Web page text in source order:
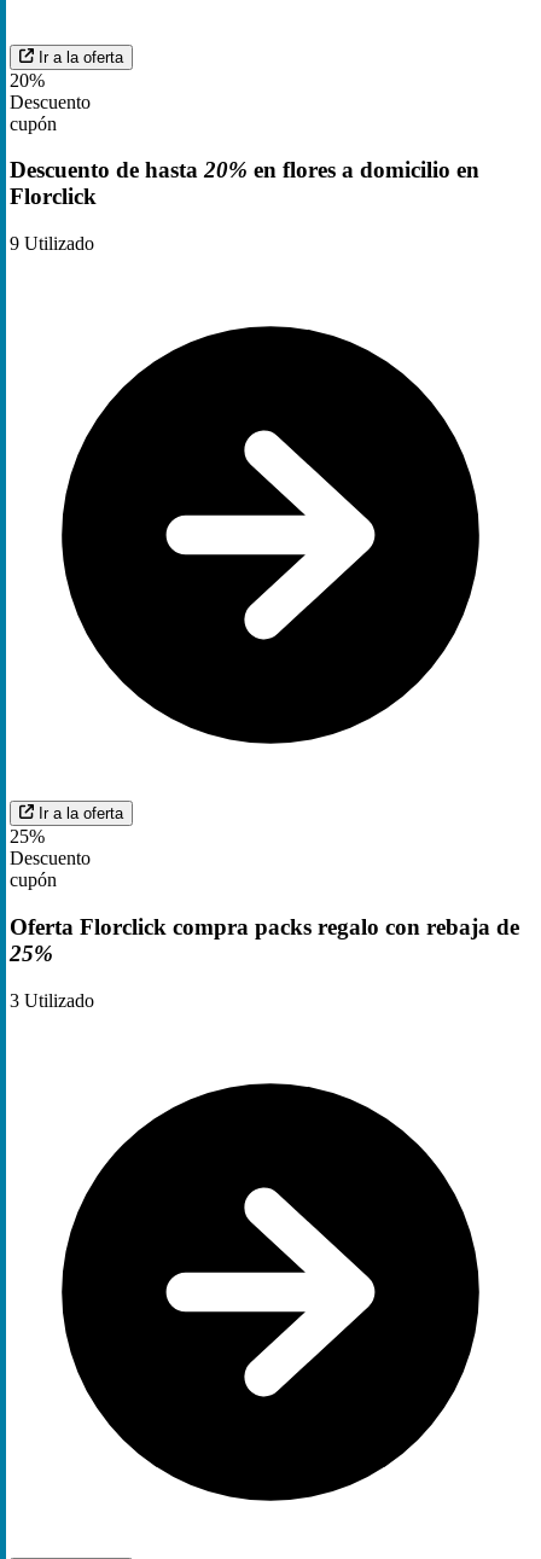
Ir a la oferta
20%
Descuento
cupón
Descuento de hasta20% en flores a domicilio en
Florclick
9 Utilizado
Ir a la oferta
25%
Descuento
cupón
Oferta Florclick compra packs regalo con rebaja de
25%
3 Utilizado